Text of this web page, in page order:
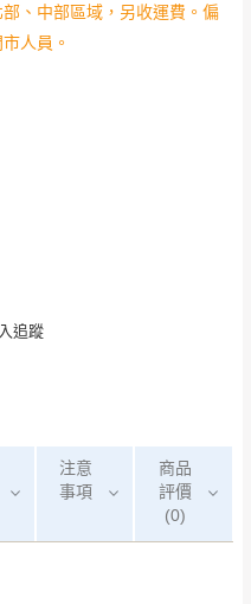
、中部區域，另收運費。偏
人員。
追蹤
注意
事項
商品
評價
(0)